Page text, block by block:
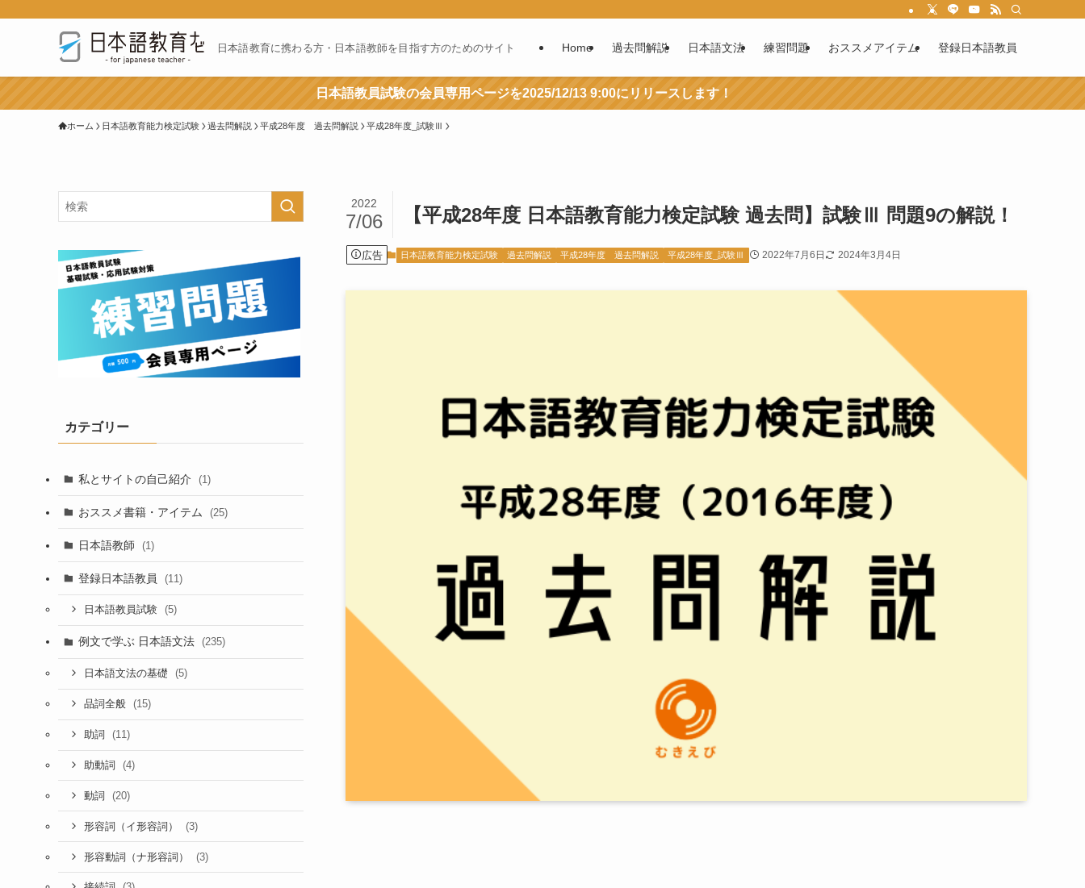
日本語教育に携わる方・日本語教師を目指す方のためのサイト Home 過去問解説 日本語文法 練習問題 おススメアイテム 登録日本語教員
日本語教員試験の会員専用ページを2025/12/13 9:00にリリースします！
ホーム 日本語教育能力検定試験 過去問解説 平成28年度 過去問解説 平成28年度_試験Ⅲ
【平成28年度 日本語教育能力検定試験 過去問】試験Ⅲ 問題9の解説！
2022
7/06
広告 日本語教育能力検定試験 過去問解説 平成28年度 過去問解説 平成28年度_試験Ⅲ 2022年7月6日 2024年3月4日
カテゴリー
私とサイトの自己紹介 (1)
おススメ書籍・アイテム (25)
日本語教師 (1)
登録日本語教員 (11)
日本語教員試験 (5)
例文で学ぶ 日本語文法 (235)
日本語文法の基礎 (5)
品詞全般 (15)
助詞 (11)
助動詞 (4)
動詞 (20)
形容詞（イ形容詞） (3)
形容動詞（ナ形容詞） (3)